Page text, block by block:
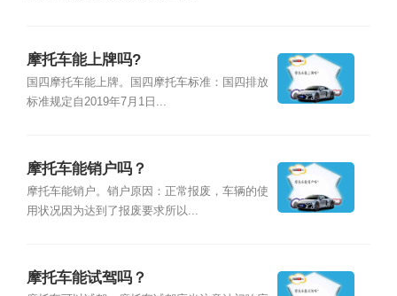
摩托车能上牌吗?
国四摩托车能上牌。国四摩托车标准：国四排放
标准规定自2019年7月1日...
摩托车能销户吗？
摩托车能销户。销户原因：正常报废，车辆的使
用状况因为达到了报废要求所以...
摩托车能试驾吗？